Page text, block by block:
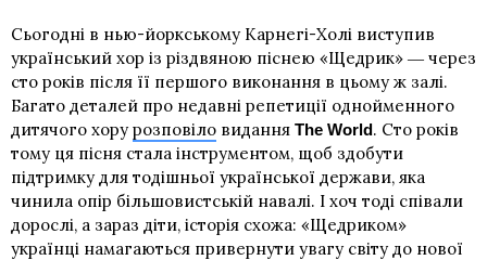
Сьогодні в нью-йоркському Карнегі-Холі виступив
український хор із різдвяною піснею «Щедрик» ― через
сто років після її першого виконання в цьому ж залі.
Багато деталей про недавні репетиції однойменного
дитячого хору розповіло видання The World. Сто років
тому ця пісня стала інструментом, щоб здобути
підтримку для тодішньої української держави, яка
чинила опір більшовистській навалі. І хоч тоді співали
дорослі, а зараз діти, історія схожа: «Щедриком»
українці намагаються привернути увагу світу до нової